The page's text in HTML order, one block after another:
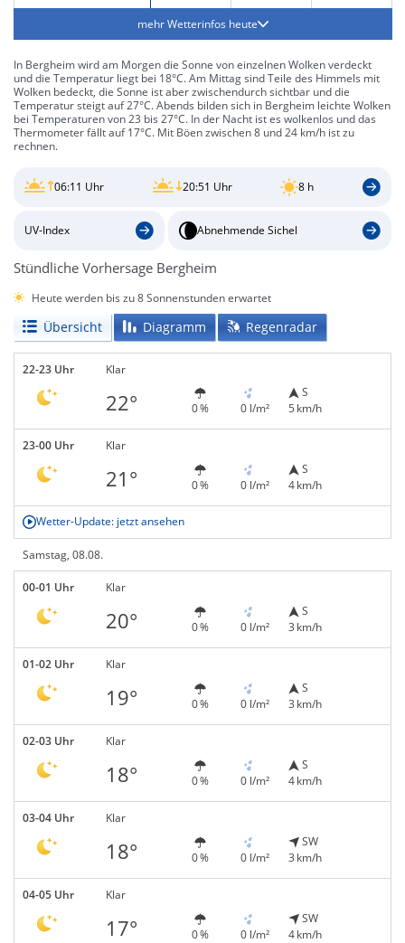
mehr Wetterinfos heute
In Bergheim wird am Morgen die Sonne von einzelnen Wolken verdeckt
und die Temperatur liegt bei 18°C. Am Mittag sind Teile des Himmels mit
Wolken bedeckt, die Sonne ist aber zwischendurch sichtbar und die
Temperatur steigt auf 27°C. Abends bilden sich in Bergheim leichte Wolken
bei Temperaturen von 23 bis 27°C. In der Nacht ist es wolkenlos und das
Thermometer fällt auf 17°C. Mit Böen zwischen 8 und 24 km/h ist zu
rechnen.
06:11 Uhr 20:51 Uhr 8 h
UV-Index Abnehmende Sichel
Stündliche Vorhersage Bergheim
Heute werden bis zu 8 Sonnenstunden erwartet
Übersicht Diagramm Regenradar
22-23 Uhr Klar
22° 0 % 0 l/m²
S
5 km/h
23-00 Uhr Klar
21° 0 % 0 l/m²
S
4 km/h
Wetter-Update: jetzt ansehen
Samstag, 08.08.
00-01 Uhr Klar
20° 0 % 0 l/m²
S
3 km/h
01-02 Uhr Klar
19° 0 % 0 l/m²
S
3 km/h
02-03 Uhr Klar
18° 0 % 0 l/m²
S
4 km/h
03-04 Uhr Klar
18° 0 % 0 l/m²
SW
3 km/h
04-05 Uhr Klar
17° 0 % 0 l/m²
SW
4 km/h